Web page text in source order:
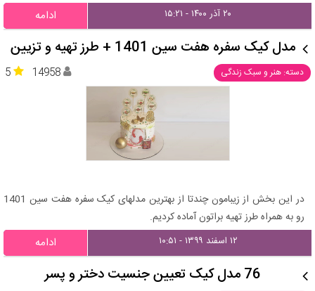
۲۰ آذر ۱۴۰۰ - ۱۵:۲۱ ادامه
مدل کیک سفره هفت سین 1401 + طرز تهیه و تزیین
دسته: هنر و سبک زندگی 5 14958
در این بخش از زیبامون چندتا از بهترین مدلهای کیک سفره هفت سین 1401
رو به همراه طرز تهیه براتون آماده کردیم.
۱۲ اسفند ۱۳۹۹ - ۱۰:۵۱ ادامه
76 مدل کیک تعیین جنسیت دختر و پسر